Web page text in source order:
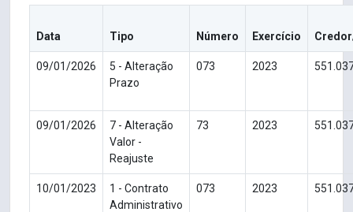
Data Tipo Número Exercício
09/01/2026
5 - Alteração
Prazo
073 2023
09/01/2026
7 - Alteração
Valor -
Reajuste
73 2023
10/01/2023
1 - Contrato
Administrativo
073 2023